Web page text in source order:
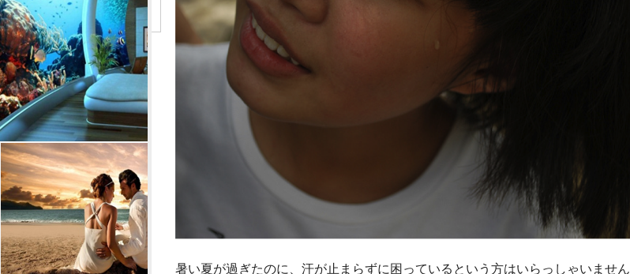
暑い夏が過ぎたのに、汗が止まらずに困っているという方はいらっしゃいません